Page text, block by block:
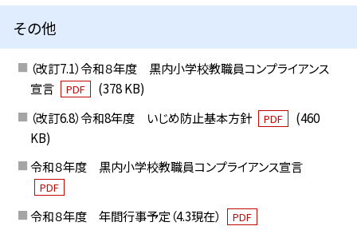
その他
（改訂7.1）令和８年度 黒内小学校教職員コンプライアンス
宣言
PDF
(378 KB)
（改訂6.8）令和8年度 いじめ防止基本方針
PDF
(460
KB)
令和８年度 黒内小学校教職員コンプライアンス宣言
PDF
令和８年度 年間行事予定（4.3現在） PDF